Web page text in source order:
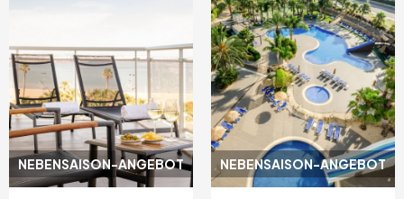
NEBENSAISON-ANGEBOT NEBENSAISON-ANGEBOT